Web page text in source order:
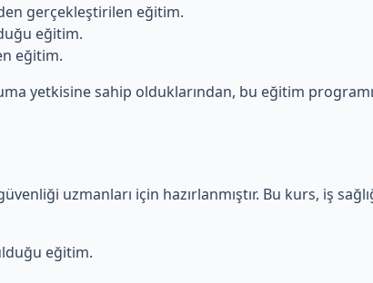
gerçekleştirilen eğitim.
eğitim.
eğitim.
yetkisine sahip olduklarından, bu eğitim
uzmanları için hazırlanmıştır. Bu kurs, iş
eğitim.